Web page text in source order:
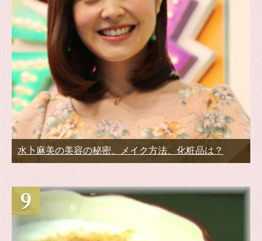
水卜麻美の美容の秘密、メイク方法、化粧品は？